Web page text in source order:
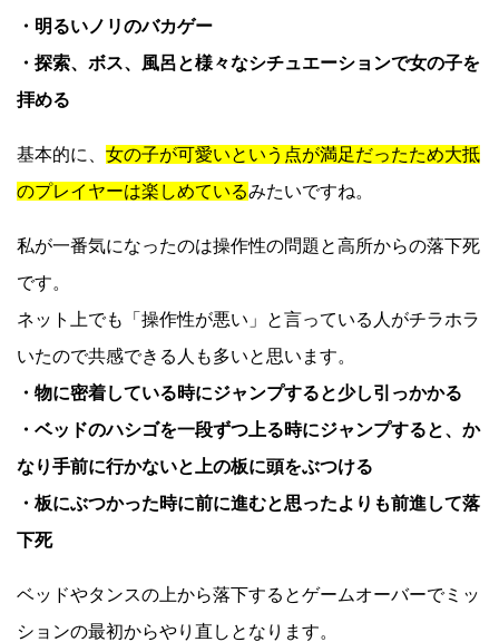
・明るいノリのバカゲー
・探索、ボス、風呂と様々なシチュエーションで女の子を
拝める
基本的に、 女の子が可愛いという点が満足だったため大抵
のプレイヤーは楽しめているみたいですね。
私が一番気になったのは操作性の問題と高所からの落下死
です。
ネット上でも「操作性が悪い」と言っている人がチラホラ
いたので共感できる人も多いと思います。
・物に密着している時にジャンプすると少し引っかかる
・ベッドのハシゴを一段ずつ上る時にジャンプすると、か
なり手前に行かないと上の板に頭をぶつける
・板にぶつかった時に前に進むと思ったよりも前進して落
下死
ベッドやタンスの上から落下するとゲームオーバーでミッ
ションの最初からやり直しとなります。